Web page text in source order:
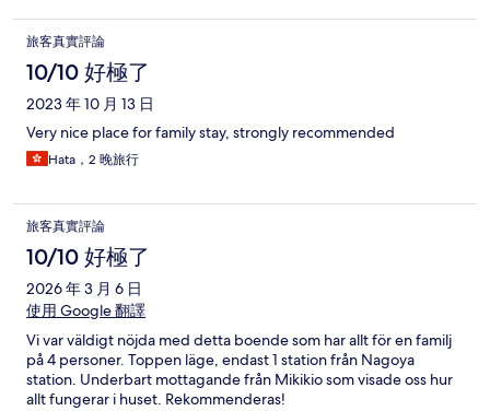
旅客真實評論
10/10 好極了
2023 年 10 月 13 日
Very nice place for family stay, strongly recommended
Hata，2 晚旅行
旅客真實評論
10/10 好極了
2026 年 3 月 6 日
使用 Google 翻譯
Vi var väldigt nöjda med detta boende som har allt för en familj
på 4 personer. Toppen läge, endast 1 station från Nagoya
station. Underbart mottagande från Mikikio som visade oss hur
allt fungerar i huset. Rekommenderas!